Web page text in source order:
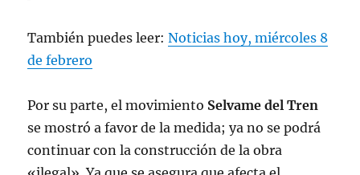
También puedes leer:Noticias hoy, miércoles 8
de febrero
Por su parte, el movimiento Selvame del Tren
se mostró a favor de la medida; ya no se podrá
continuar con la construcción de la obra